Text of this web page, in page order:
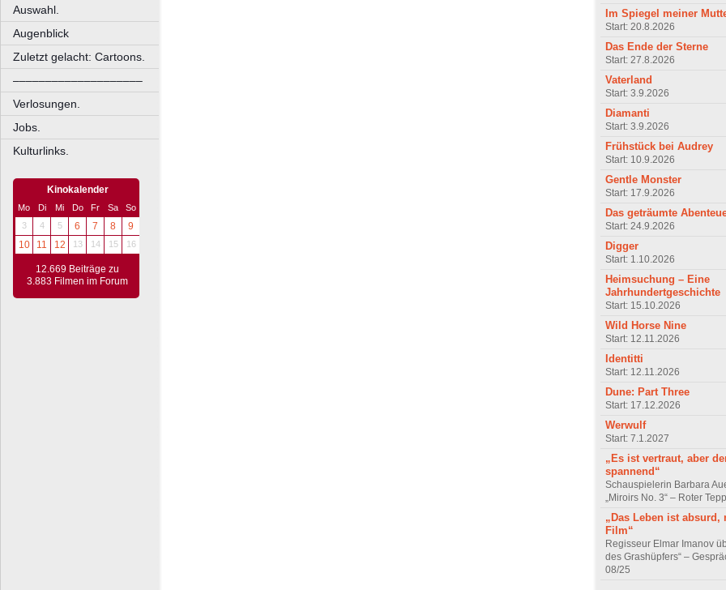
Auswahl.
Augenblick
Zuletzt gelacht: Cartoons.
––––––––––––––––––––
Verlosungen.
Jobs.
Kulturlinks.
Kinokalender
Mo Di Mi Do Fr Sa
So
3
4 5 6 7 8
9
10
11 12 13 14 15 16
12.669 Beiträge zu
3.883 Filmen im Forum
Im Spiegel meiner
Start: 20.8.2026
Das Ende der Sterne
Start: 27.8.2026
Vaterland
Start: 3.9.2026
Diamanti
Start: 3.9.2026
Frühstück bei Audrey
Start: 10.9.2026
Gentle Monster
Start: 17.9.2026
Das geträumte
Start: 24.9.2026
Digger
Start: 1.10.2026
Heimsuchung – Eine
Jahrhundertgeschichte
Start: 15.10.2026
Wild Horse Nine
Start: 12.11.2026
Identitti
Start: 12.11.2026
Dune: Part Three
Start: 17.12.2026
Werwulf
Start: 7.1.2027
„Es ist vertraut, aber
spannend“
Schauspielerin Barbara
„Miroirs No. 3“ – Roter
„Das Leben ist absurd,
Film“
Regisseur Elmar Imanov
des Grashüpfers“ –
08/25